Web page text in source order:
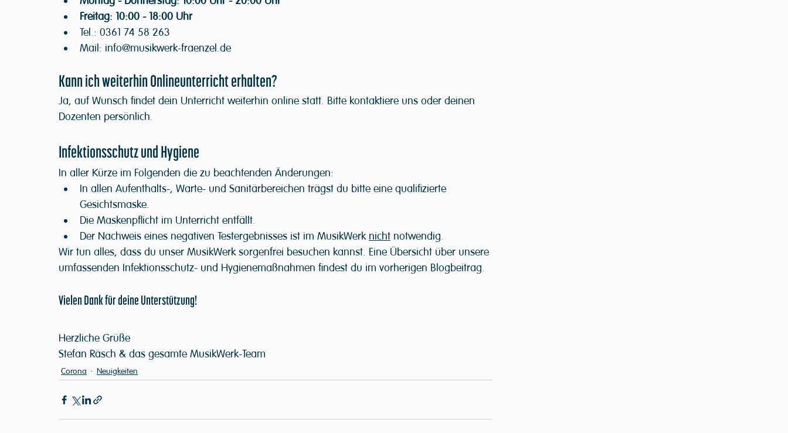
Freitag: 10:00 - 18:00 Uhr
Tel.: 0361 74 58 263
Mail: info@musikwerk-fraenzel.de
Kann ich weiterhin Onlineunterricht erhalten?
Ja, auf Wunsch findet dein Unterricht weiterhin online statt. Bitte kontaktiere uns oder deinen
Dozenten persönlich.
Infektionsschutz und Hygiene
In aller Kürze im Folgenden die zu beachtenden Änderungen:
In allen Aufenthalts-, Warte- und Sanitärbereichen trägst du bitte eine qualifizierte
Gesichtsmaske.
Die Maskenpflicht im Unterricht entfällt.
Der Nachweis eines negativen Testergebnisses ist im MusikWerk nicht notwendig.
Wir tun alles, dass du unser MusikWerk sorgenfrei besuchen kannst. Eine Übersicht über unsere
umfassenden Infektionsschutz- und Hygienemaßnahmen findest du im vorherigen Blogbeitrag.
Vielen Dank für deine Unterstützung!
Herzliche Grüße
Stefan Räsch & das gesamte MusikWerk-Team
Corona Neuigkeiten